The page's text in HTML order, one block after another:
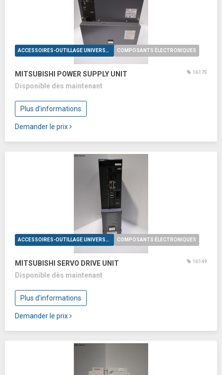
ACCESSOIRES-OUTILLAGE UNIVERSELS COMPOSANTS ÉLECTRONIQUES
MITSUBISHI POWER SUPPLY UNIT 16175
Disponible dès maintenant
Plus d'informations
Demander le prix
ACCESSOIRES-OUTILLAGE UNIVERSELS COMPOSANTS ÉLECTRONIQUES
MITSUBISHI SERVO DRIVE UNIT 16149
Disponible dès maintenant
Plus d'informations
Demander le prix